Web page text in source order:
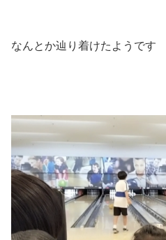
なんとか辿り着けたようです